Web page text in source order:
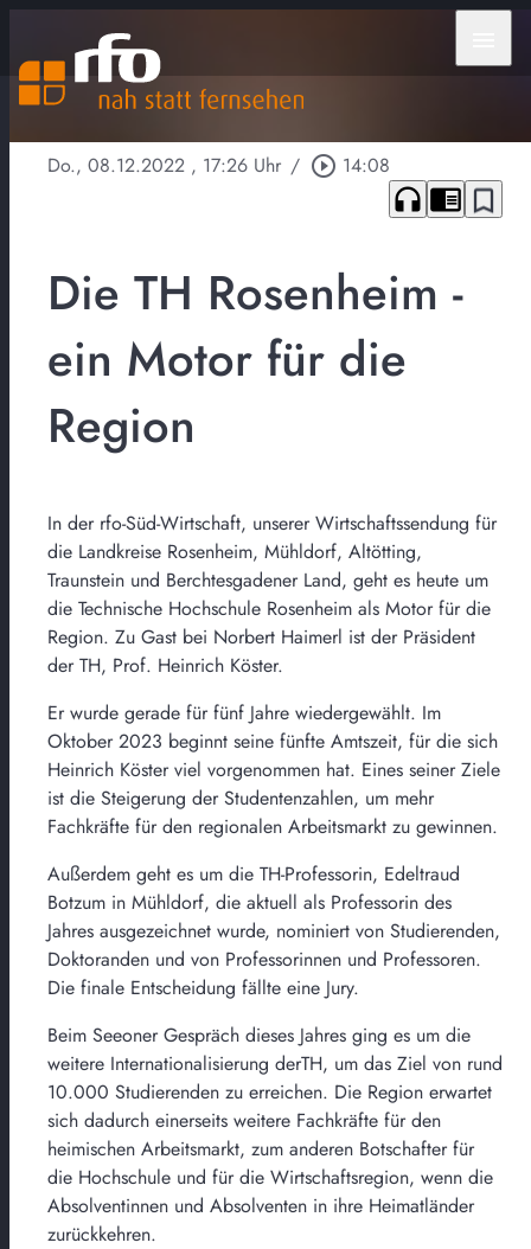
Do., 08.12.2022 , 17:26 Uhr / play_circle_outline 14:08
headphones chrome_reader_mode bookmark_border
Die TH Rosenheim -
ein Motor für die
Region
In der rfo-Süd-Wirtschaft, unserer Wirtschaftssendung für
die Landkreise Rosenheim, Mühldorf, Altötting,
Traunstein und Berchtesgadener Land, geht es heute um
die Technische Hochschule Rosenheim als Motor für die
Region. Zu Gast bei Norbert Haimerl ist der Präsident
der TH, Prof. Heinrich Köster.
Er wurde gerade für fünf Jahre wiedergewählt. Im
Oktober 2023 beginnt seine fünfte Amtszeit, für die sich
Heinrich Köster viel vorgenommen hat. Eines seiner Ziele
ist die Steigerung der Studentenzahlen, um mehr
Fachkräfte für den regionalen Arbeitsmarkt zu gewinnen.
Außerdem geht es um die TH-Professorin, Edeltraud
Botzum in Mühldorf, die aktuell als Professorin des
Jahres ausgezeichnet wurde, nominiert von Studierenden,
Doktoranden und von Professorinnen und Professoren.
Die finale Entscheidung fällte eine Jury.
Beim Seeoner Gespräch dieses Jahres ging es um die
weitere Internationalisierung derTH, um das Ziel von rund
10.000 Studierenden zu erreichen. Die Region erwartet
sich dadurch einerseits weitere Fachkräfte für den
heimischen Arbeitsmarkt, zum anderen Botschafter für
die Hochschule und für die Wirtschaftsregion, wenn die
Absolventinnen und Absolventen in ihre Heimatländer
zurückkehren.